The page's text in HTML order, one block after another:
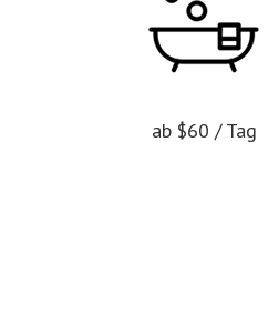
ab $60 / Tag